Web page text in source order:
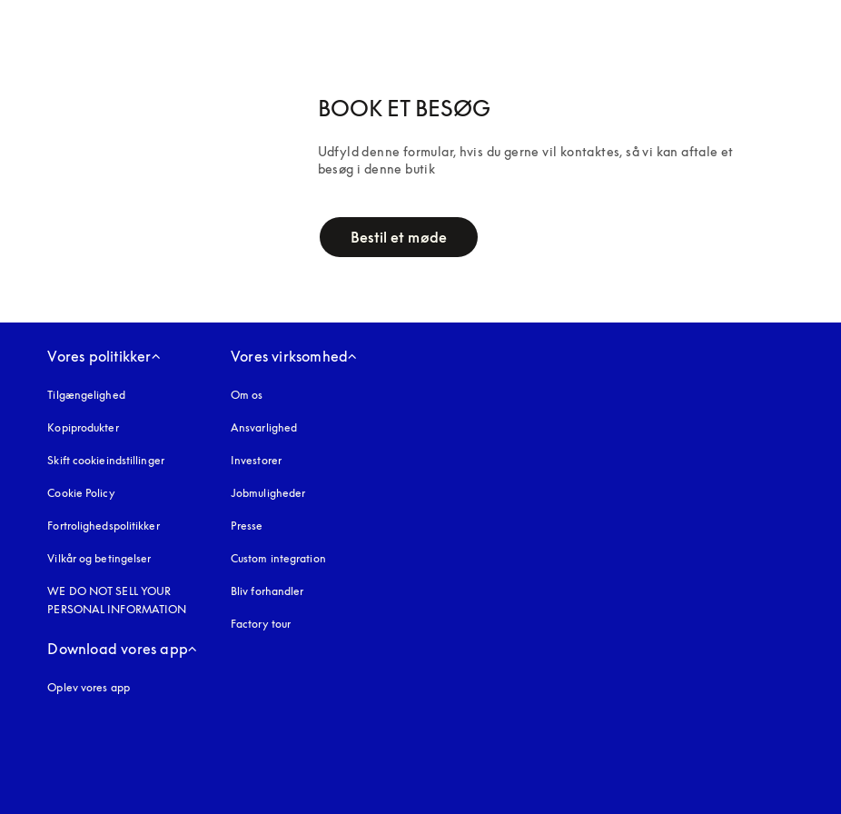
BOOK ET BESØG
Udfyld denne formular, hvis du gerne vil kontaktes, så vi kan aftale et
besøg i denne butik
Bestil et møde
Vores politikker
Tilgængelighedåbnes under en ny fane
Kopiprodukteråbnes under en ny fane
Skift cookieindstillinger
Cookie Policyåbnes under en ny fane
Fortrolighedspolitikkeråbnes under en ny fane
Vilkår og betingelser
WE DO NOT SELL YOUR
PERSONAL INFORMATION
Vores virksomhed
Om os
Ansvarlighed
Investorer
Jobmuligheder
Presse
Custom integration
Bliv forhandler
Factory tour
Download vores app
Oplev vores app